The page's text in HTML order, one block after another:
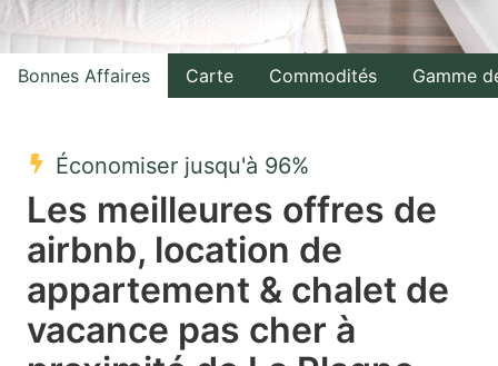
interact
with
the
select
date.
Press
question
interact
with
the
select
a
date.
Press
question
Bonnes Affaires Carte Commodités Gamme
Économiser jusqu'à 96%
Les meilleures offres de
airbnb, location de
appartement & chalet de
vacance pas cher à